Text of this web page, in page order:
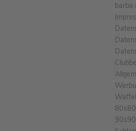
barba